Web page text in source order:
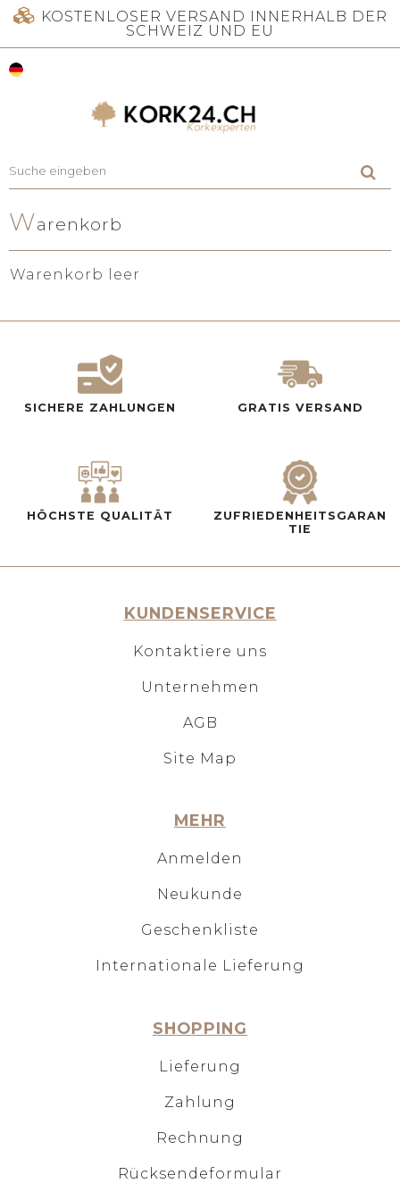
KOSTENLOSER VERSAND INNERHALB DER
SCHWEIZ UND EU
Warenkorb
Warenkorb leer
SICHERE ZAHLUNGEN GRATIS VERSAND
HÖCHSTE QUALITÄT
ZUFRIEDENHEITSGARAN
TIE
KUNDENSERVICE
Kontaktiere uns
Unternehmen
AGB
Site Map
MEHR
Anmelden
Neukunde
Geschenkliste
Internationale Lieferung
SHOPPING
Lieferung
Zahlung
Rechnung
Rücksendeformular